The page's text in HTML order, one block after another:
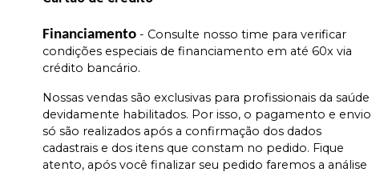
Financiamento - Consulte nosso time para verificar
condições especiais de financiamento em até 60x via
crédito bancário.
Nossas vendas são exclusivas para profissionais da saúde
devidamente habilitados. Por isso, o pagamento e envio
só são realizados após a confirmação dos dados
cadastrais e dos itens que constam no pedido. Fique
atento, após você finalizar seu pedido faremos a análise